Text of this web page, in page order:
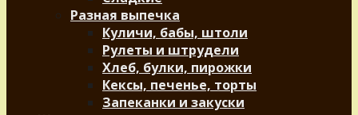
Разная выпечка
Куличи, бабы, штоли
Рулеты и штрудели
Хлеб, булки, пирожки
Кексы, печенье, торты
Запеканки и закуски